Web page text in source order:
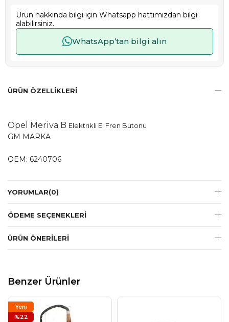
Ürün hakkında bilgi için Whatsapp hattımızdan bilgi
alabilirsiniz.
WhatsApp’tan bilgi alın
ÜRÜN ÖZELLIKLERI
Opel Meriva B Elektrikli El Fren Butonu
GM MARKA
OEM: 6240706
YORUMLAR(0)
ÖDEME SEÇENEKLERI
ÜRÜN ÖNERILERI
Benzer Ürünler
Yeni
Ürün
%22